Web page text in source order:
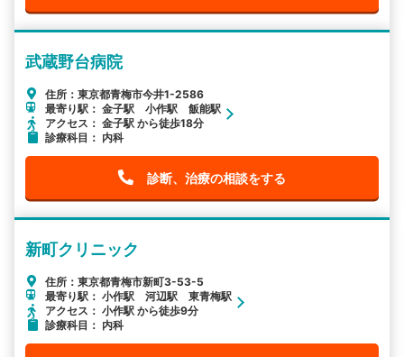
武蔵野台病院
住所：東京都青梅市今井1-2586
最寄り駅： 金子駅 小作駅 飯能駅
アクセス： 金子駅 から徒歩18分
診療科目： 内科
診断、治療の相談をする
新町クリニック
住所：東京都青梅市新町3-53-5
最寄り駅： 小作駅 河辺駅 東青梅駅
アクセス： 小作駅 から徒歩9分
診療科目： 内科